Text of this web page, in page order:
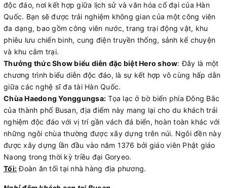
độc đáo, nơi kết hợp giữa lịch sử và văn hóa cổ đại của Hàn
Quốc. Bạn sẽ được trải nghiệm không gian của một công viên
đa dạng, bao gồm công viên nước, trang trại động vật, khu
phiêu lưu chiến binh, cung điện truyền thống, sảnh kể chuyện
và khu cắm trại.
Thưởng thức Show biểu diễn đặc biệt Hero show: Đây là một
chương trình biểu diễn độc đáo, là sự kết hợp vô cùng hấp dẫn
giữa các nghệ sĩ đa tài Hàn Quốc.
Chùa Haedong Yonggungsa: Tọa lạc ở bờ biển phía Đông Bắc
của thành phố Busan, địa điểm này mang lại cho du khách trải
nghiệm độc đáo với vị trí gần vách đá biển, hoàn toàn khác với
những ngôi chùa thường được xây dựng trên núi. Ngôi đền này
được xây dựng lần đầu vào năm 1376 bởi giáo viên Phật giáo
Naong trong thời kỳ triều đại Goryeo.
Tối:Đoàn ăn tối tại nhà hàng địa phương.